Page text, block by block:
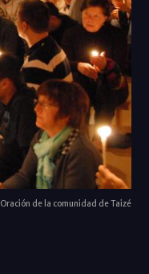
Oración de la comunidad de Taizé